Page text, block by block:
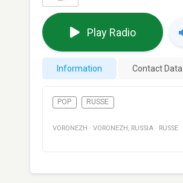
Play Radio
Information Contact Data
POP RUSSE
VORONEZH · VORONEZH , RUSSIA · RUSSE